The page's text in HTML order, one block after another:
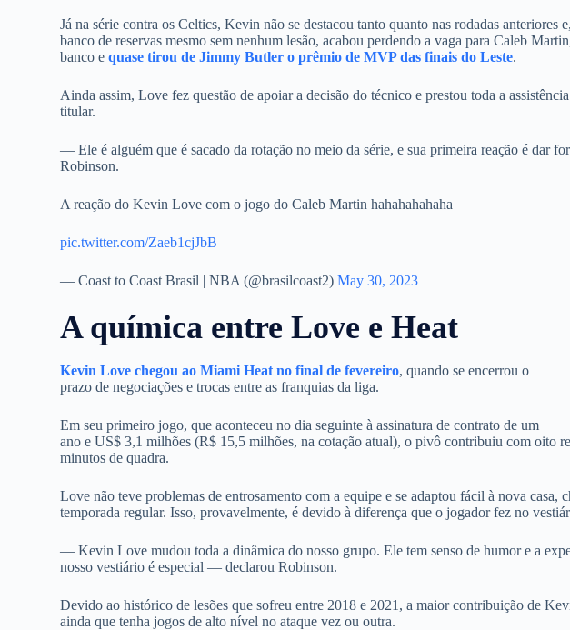
Já na série contra os Celtics, Kevin não se destacou tanto quanto nas rodadas anteriores
banco de reservas mesmo sem nenhum lesão, acabou perdendo a vaga para Caleb
banco equase tirou de Jimmy Butler o prêmio de MVP das finais do Leste.
Ainda assim, Love fez questão de apoiar a decisão do técnico e prestou toda a
titular.
— Ele é alguém que é sacado da rotação no meio da série, e sua primeira reação é dar
Robinson.
A reação do Kevin Love com o jogo do Caleb Martin hahahahahaha
pic.twitter.com/Zaeb1cjJbB
— Coast to Coast Brasil | NBA (@brasilcoast2)May 30, 2023
A química entre Love e Heat
Kevin Love chegou ao Miami Heat no final de fevereiro, quando se encerrou o
prazo de negociações e trocas entre as franquias da liga.
Em seu primeiro jogo, que aconteceu no dia seguinte à assinatura de contrato de um
ano e US$ 3,1 milhões (R$ 15,5 milhões, na cotação atual), o pivô contribuiu com oito
minutos de quadra.
Love não teve problemas de entrosamento com a equipe e se adaptou fácil à nova casa,
temporada regular. Isso, provavelmente, é devido à diferença que o jogador fez no
— Kevin Love mudou toda a dinâmica do nosso grupo. Ele tem senso de humor e a
nosso vestiário é especial — declarou Robinson.
Devido ao histórico de lesões que sofreu entre 2018 e 2021, a maior contribuição de
ainda que tenha jogos de alto nível no ataque vez ou outra.